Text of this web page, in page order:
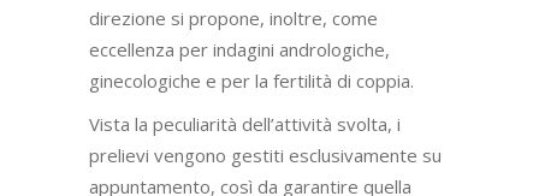
direzione si propone, inoltre, come
eccellenza per indagini andrologiche,
ginecologiche e per la fertilità di coppia.
Vista la peculiarità dell’attività svolta, i
prelievi vengono gestiti esclusivamente su
appuntamento, così da garantire quella